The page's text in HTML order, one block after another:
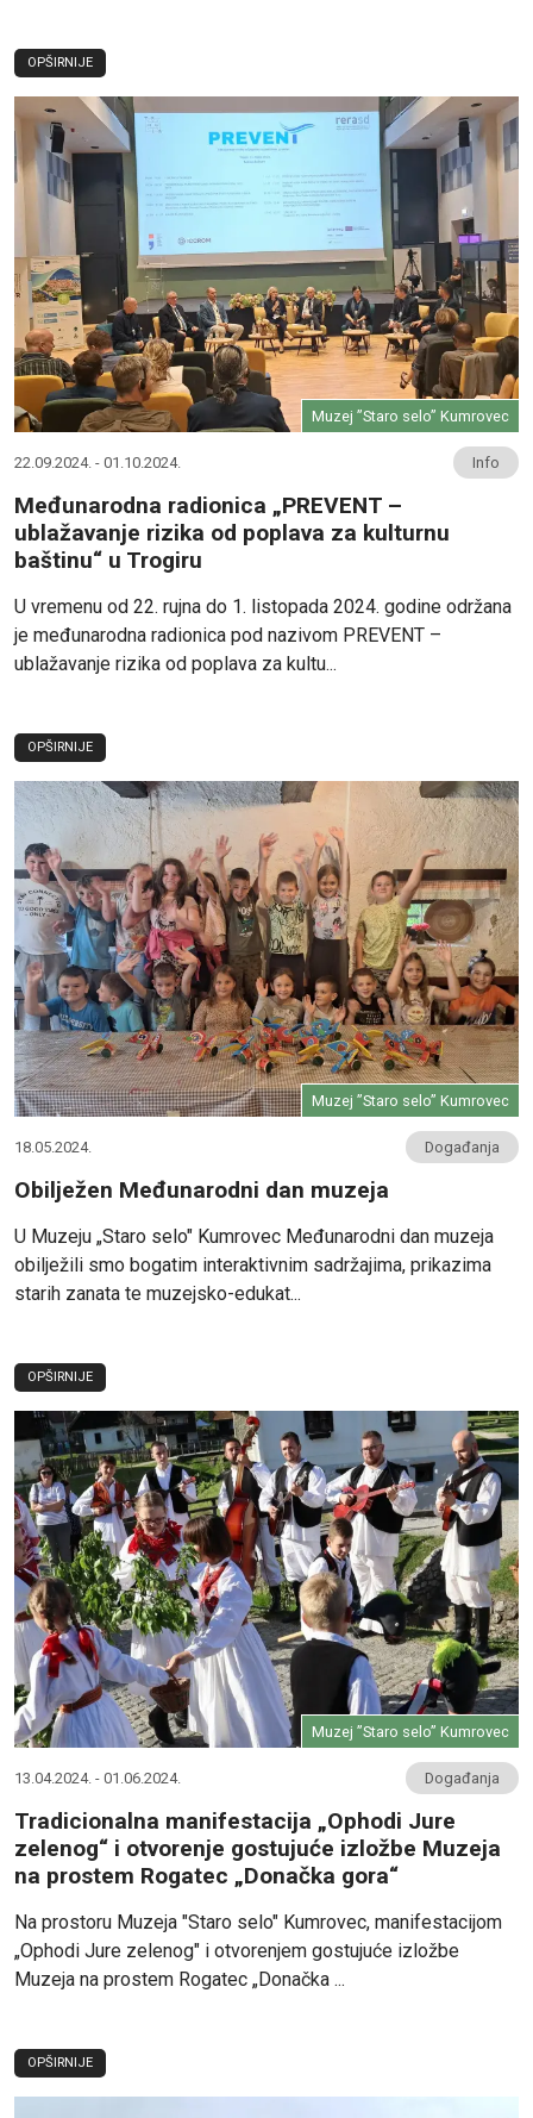
OPŠIRNIJE
Muzej ”Staro selo” Kumrovec
22.09.2024. - 01.10.2024. Info
Međunarodna radionica „PREVENT –
ublažavanje rizika od poplava za kulturnu
baštinu“ u Trogiru
U vremenu od 22. rujna do 1. listopada 2024. godine održana
je međunarodna radionica pod nazivom PREVENT –
ublažavanje rizika od poplava za kultu...
OPŠIRNIJE
Muzej ”Staro selo” Kumrovec
18.05.2024. Događanja
Obilježen Međunarodni dan muzeja
U Muzeju „Staro selo" Kumrovec Međunarodni dan muzeja
obilježili smo bogatim interaktivnim sadržajima, prikazima
starih zanata te muzejsko-edukat...
OPŠIRNIJE
Muzej ”Staro selo” Kumrovec
13.04.2024. - 01.06.2024. Događanja
Tradicionalna manifestacija „Ophodi Jure
zelenog“ i otvorenje gostujuće izložbe Muzeja
na prostem Rogatec „Donačka gora“
Na prostoru Muzeja "Staro selo" Kumrovec, manifestacijom
„Ophodi Jure zelenog" i otvorenjem gostujuće izložbe
Muzeja na prostem Rogatec „Donačka ...
OPŠIRNIJE